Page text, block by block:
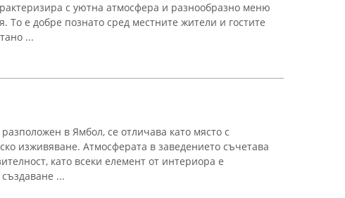
с уютна атмосфера и разнообразно меню
То е добре познато сред местните жители и гостите
...
в Ямбол, се отличава като място с
изживяване. Атмосферата в заведението съчетава
като всеки елемент от интериора е
...